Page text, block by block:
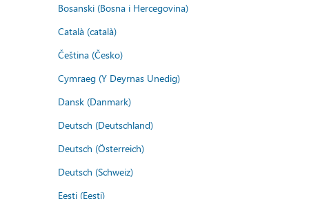
Bosanski (Bosna i Hercegovina)
Català (català)
Čeština (Česko)
Cymraeg (Y Deyrnas Unedig)
Dansk (Danmark)
Deutsch (Deutschland)
Deutsch (Österreich)
Deutsch (Schweiz)
Eesti (Eesti)